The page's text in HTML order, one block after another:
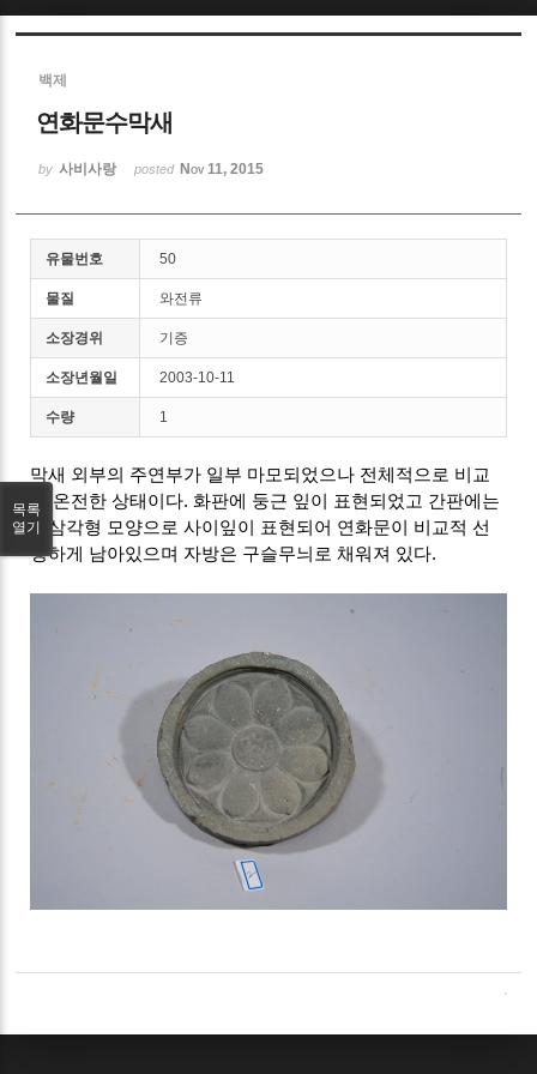
백제
연화문수막새
by 사비사랑 posted Nov 11, 2015
유물번호 50
물질 와전류
소장경위 기증
소장년월일 2003-10-11
수량 1
막새 외부의 주연부가 일부 마모되었으나 전체적으로 비교
적 온전한 상태이다. 화판에 둥근 잎이 표현되었고 간판에는
역삼각형 모양으로 사이잎이 표현되어 연화문이 비교적 선
명하게 남아있으며 자방은 구슬무늬로 채워져 있다.
목록
열기
Sketchbook5, 스케치북5
Sketchbook5, 스케치북5